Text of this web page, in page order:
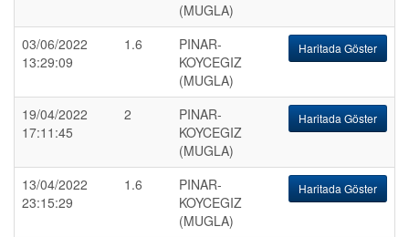
(MUGLA)
03/06/2022
13:29:09
1.6
PINAR-
KOYCEGIZ
(MUGLA)
Haritada Göster
19/04/2022
17:11:45
2
PINAR-
KOYCEGIZ
(MUGLA)
Haritada Göster
13/04/2022
23:15:29
1.6
PINAR-
KOYCEGIZ
(MUGLA)
Haritada Göster